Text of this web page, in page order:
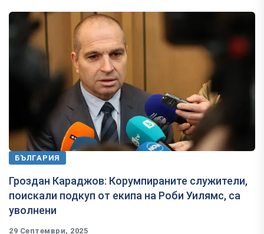
БЪЛГАРИЯ
Гроздан Караджов: Корумпираните служители,
поискали подкуп от екипа на Роби Уилямс, са
уволнени
29 Септември, 2025